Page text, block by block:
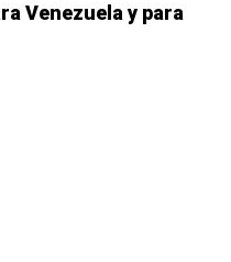
Venezuela y para